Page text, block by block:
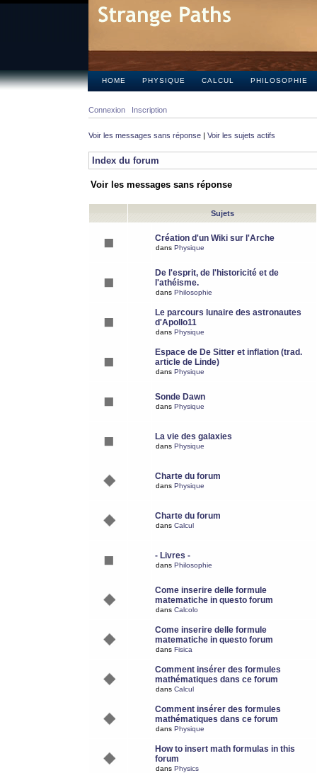
HOME PHYSIQUE CALCUL PHILOSOPHIE
Connexion Inscription
Voir les messages sans réponse | Voir les sujets actifs
Index du forum
Voir les messages sans réponse
Sujets
Création d'un Wiki sur l'Arche
dans Physique
De l'esprit, de l'historicité et de
l'athéisme.
dans Philosophie
Le parcours lunaire des astronautes
d'Apollo11
dans Physique
Espace de De Sitter et inflation (trad.
article de Linde)
dans Physique
Sonde Dawn
dans Physique
La vie des galaxies
dans Physique
Charte du forum
dans Physique
Charte du forum
dans Calcul
- Livres -
dans Philosophie
Come inserire delle formule
matematiche in questo forum
dans Calcolo
Come inserire delle formule
matematiche in questo forum
dans Fisica
Comment insérer des formules
mathématiques dans ce forum
dans Calcul
Comment insérer des formules
mathématiques dans ce forum
dans Physique
How to insert math formulas in this
forum
dans Physics